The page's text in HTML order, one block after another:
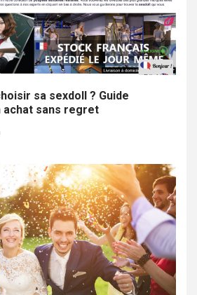
sa sexdoll ? Guide
achat sans regret